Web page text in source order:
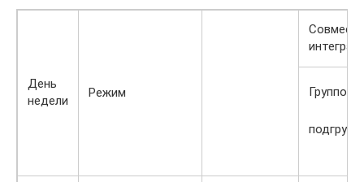
День
недели
Режим